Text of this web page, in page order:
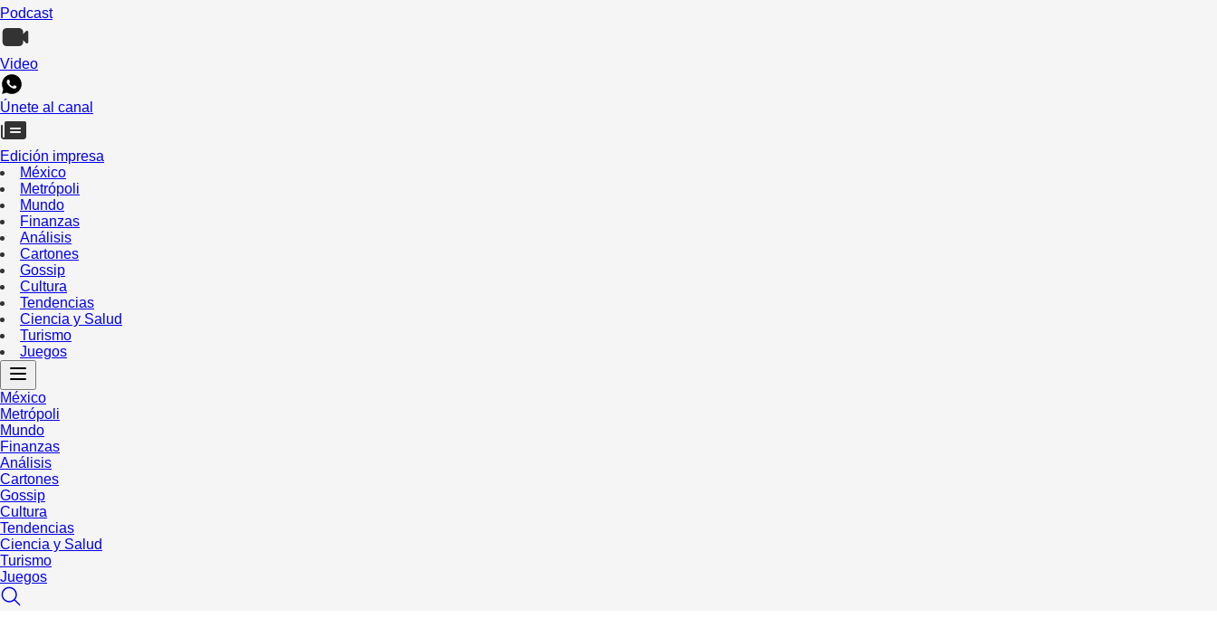
Podcast
Video
Únete al canal
Edición impresa
México
Metrópoli
Mundo
Finanzas
Análisis
Cartones
Gossip
Cultura
Tendencias
Ciencia y Salud
Turismo
Juegos
México
Metrópoli
Mundo
Finanzas
Análisis
Cartones
Gossip
Cultura
Tendencias
Ciencia y Salud
Turismo
Juegos